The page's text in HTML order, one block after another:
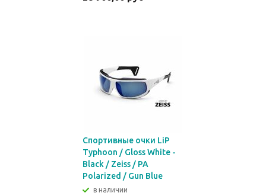
Спортивные очки LiP
Typhoon / Gloss White -
Black / Zeiss / PA
Polarized / Gun Blue
в наличии